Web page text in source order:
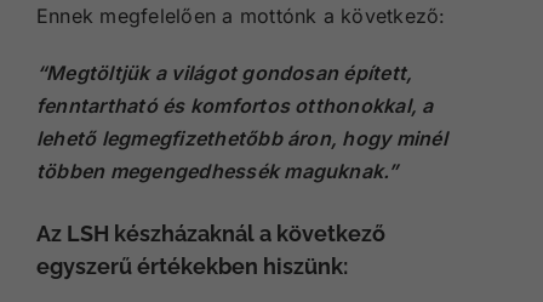
Ennek megfelelően a mottónk a következő:
“Megtöltjük a világot gondosan épített,
fenntartható és komfortos otthonokkal, a
lehető legmegfizethetőbb áron, hogy minél
többen megengedhessék maguknak.”
Az LSH készházaknál a következő
egyszerű értékekben hiszünk: